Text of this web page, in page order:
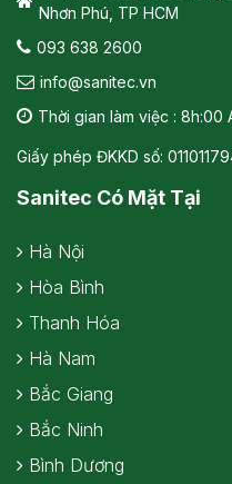
Nhơn Phú, TP HCM
093 638 2600
info@sanitec.vn
Thời gian làm việc : 8h:00
Giấy phép ĐKKD số:
Sanitec Có Mặt Tại
Hà Nội
Hòa Bình
Thanh Hóa
Hà Nam
Bắc Giang
Bắc Ninh
Bình Dương